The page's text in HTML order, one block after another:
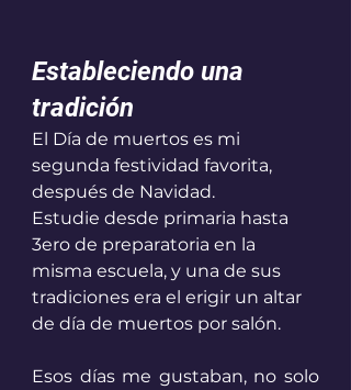
Estableciendo una
tradición
El Día de muertos es mi
segunda festividad favorita,
después de Navidad.
Estudie desde primaria hasta
3ero de preparatoria en la
misma escuela, y una de sus
tradiciones era el erigir un altar
de día de muertos por salón.
Esos días me gustaban, no solo